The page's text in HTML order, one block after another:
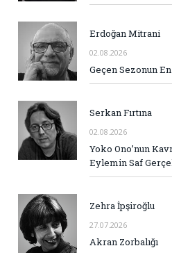
Erdoğan Mitrani
02.08.2026
Geçen Sezonun
Serkan Fırtına
02.08.2026
Yoko Ono’nun
Eylemin Saf
Zehra İpşiroğlu
27.07.2026
Akran Zorbalığı